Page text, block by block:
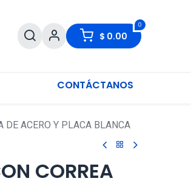
0
$ 0.00
CONTÁCTANOS
DE ACERO Y PLACA BLANCA
CORREA